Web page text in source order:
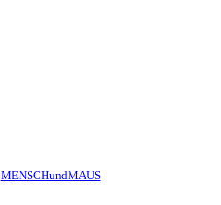
MENSCHundMAUS